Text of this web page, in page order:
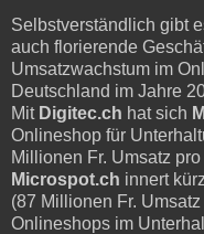
Selbstverständlich gibt
auch florierende
Umsatzwachstum im
Deutschland im Jahre
Mit Digitec.ch hat sich
Onlineshop für
Millionen Fr. Umsatz pro
Microspot.ch innert
(87 Millionen Fr. Umsatz
Onlineshops im